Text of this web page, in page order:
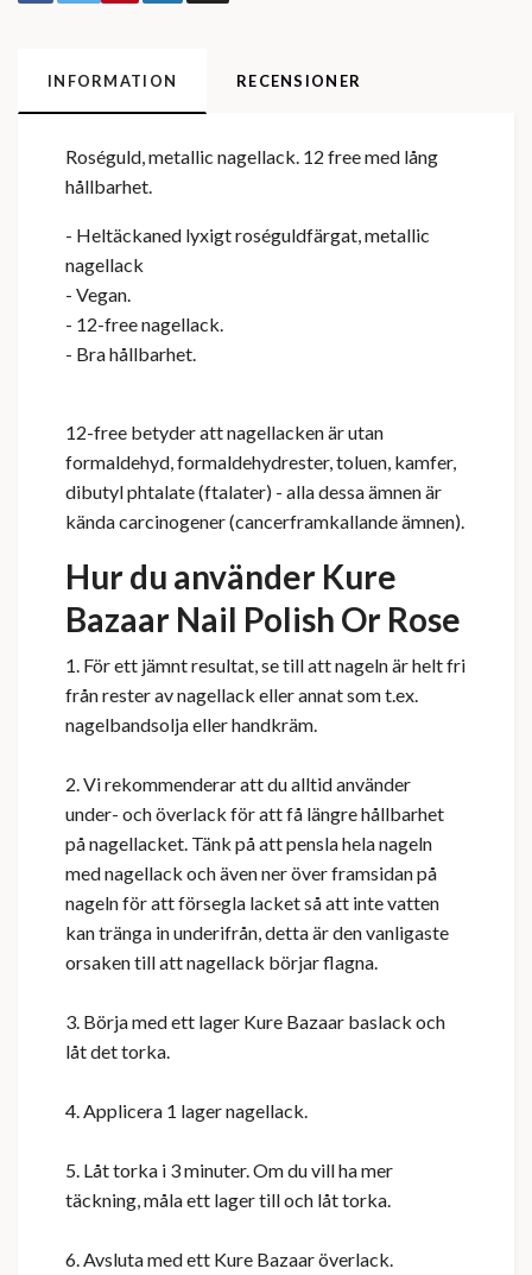
INFORMATION RECENSIONER
Roséguld, metallic nagellack. 12 free med lång
hållbarhet.
- Heltäckaned lyxigt roséguldfärgat, metallic
nagellack
- Vegan.
- 12-free nagellack.
- Bra hållbarhet.
12-free betyder att nagellacken är utan
formaldehyd, formaldehydrester, toluen, kamfer,
dibutyl phtalate (ftalater) - alla dessa ämnen är
kända carcinogener (cancerframkallande ämnen).
Hur du använder Kure
Bazaar Nail Polish Or Rose
1. För ett jämnt resultat, se till att nageln är helt fri
från rester av nagellack eller annat som t.ex.
nagelbandsolja eller handkräm.
2. Vi rekommenderar att du alltid använder
under- och överlack för att få längre hållbarhet
på nagellacket. Tänk på att pensla hela nageln
med nagellack och även ner över framsidan på
nageln för att försegla lacket så att inte vatten
kan tränga in underifrån, detta är den vanligaste
orsaken till att nagellack börjar flagna.
3. Börja med ett lager Kure Bazaar baslack och
låt det torka.
4. Applicera 1 lager nagellack.
5. Låt torka i 3 minuter. Om du vill ha mer
täckning, måla ett lager till och låt torka.
6. Avsluta med ett Kure Bazaar överlack.